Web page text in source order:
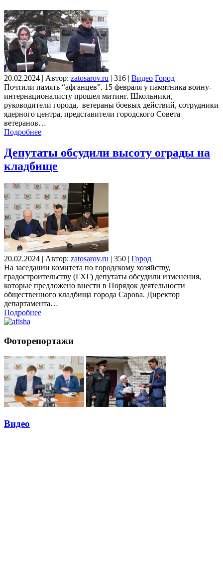
20.02.2024 | Автор: zatosarov.ru | 316 | Видео Город
Почтили память “афганцев”. 15 февраля у памятника воину-
интернационалисту прошел митинг. Школьники,
руководители города, ветераны боевых действий, сотрудники
ядерного центра, представители городского Совета
ветеранов…
Подробнее
Депутаты обсудили высоту ограды на
кладбище
20.02.2024 | Автор: zatosarov.ru | 350 | Город
На заседании комитета по городскому хозяйству,
градостроительству (ГХГ) депутаты обсудили изменения,
которые предложено внести в Порядок деятельности
общественного кладбища города Сарова. Директор
департамента…
Подробнее
Фоторепортажи
Видео